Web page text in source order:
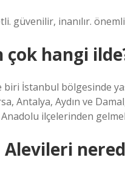
güvenilir, inanılır.
çok hangi
İstanbul bölgesinde
Antalya, Aydın ve
ilçelerinden
Alevileri